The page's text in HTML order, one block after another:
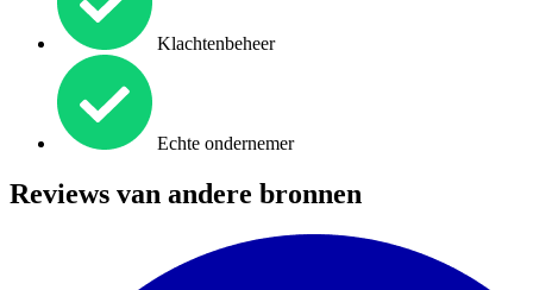
Klachtenbeheer
Echte ondernemer
Reviews van andere bronnen